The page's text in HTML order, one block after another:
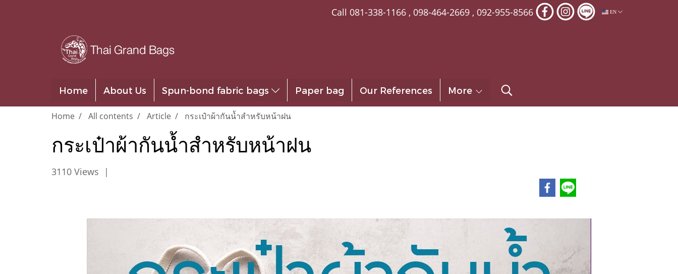
Call 081-338-1166, 098-464-2669, 092-955-8566 EN
Home About Us Spun-bond fabric bags Paper bag Our References More
Home All contents Article กระเป๋าผ้ากันน้ำสำหรับหน้าฝน
กระเป๋าผ้ากันน้ำสำหรับหน้าฝน
3110 Views |